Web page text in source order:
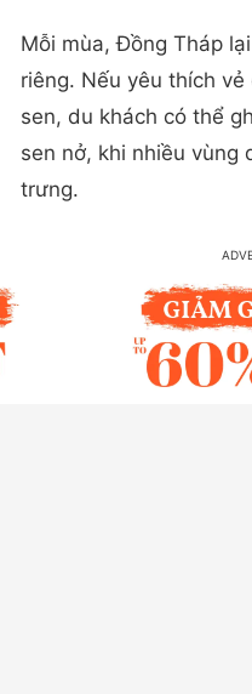
Mỗi mùa, Đồng Tháp
riêng. Nếu yêu thích
sen, du khách có thể
sen nở, khi nhiều vùng
trưng.